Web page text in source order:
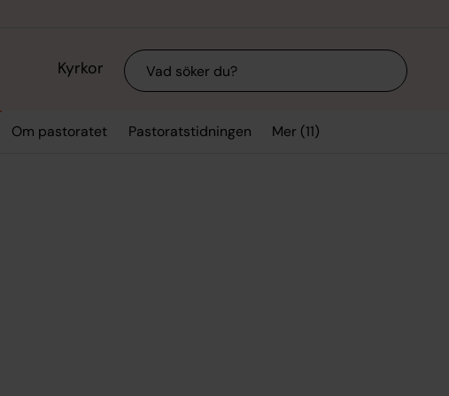
Kyrkor Sök
Om pastoratet Pastoratstidningen Mer (11)